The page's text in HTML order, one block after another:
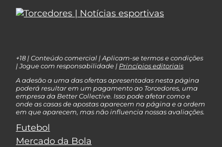
+18 | Conteúdo comercial | Aplicam-se termos e condições
| Jogue com responsabilidade | Princípios editoriais
A adesão a uma das ofertas apresentadas nesta página
poderá resultar em um pagamento ao Torcedores, uma
empresa da Better Collective. Isso pode afetar como e
onde as casas de apostas aparecem na página e a ordem
em que aparecem, mas não influencia nossas avaliações.
Futebol
Mercado da Bola